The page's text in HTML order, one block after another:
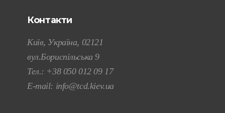
Контакти
Київ, Україна, 02121
вул.Бориспільська 9
Тел.: +38 050 012 09 17
E-mail: info@tcd.kiev.ua